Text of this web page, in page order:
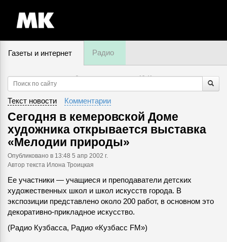
Газеты и интернет Радио
9 августа, воскресенье,12:41
Текст новости Комментарии
Сегодня в кемеровской Доме
художника открывается выставка
«Мелодии природы»
Опубликовано в 13:48 5 апр 2002 г.
Автор текста Илона Троицкая
Ее участники — учащиеся и преподаватели детских
художественных школ и школ искусств города. В
экспозиции представлено около 200 работ, в основном это
декоративно-прикладное искусство.
(Радио Кузбасса, Радио «Кузбасс FM»)